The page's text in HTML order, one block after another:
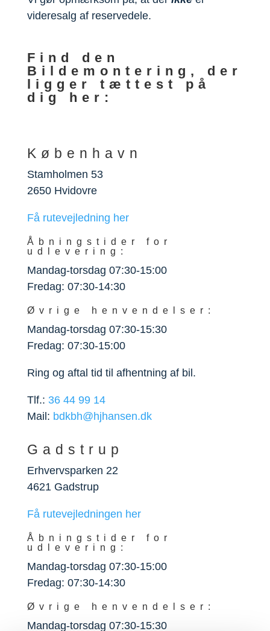
videresalg af reservedele.
Find den
Bildemontering, der
ligger tættest på
dig her:
København
Stamholmen 53
2650 Hvidovre
Få rutevejledning her
Åbningstider for
udlevering:
Mandag-torsdag 07:30-15:00
Fredag: 07:30-14:30
Øvrige henvendelser:
Mandag-torsdag 07:30-15:30
Fredag: 07:30-15:00
Ring og aftal tid til afhentning af bil.
Tlf.: 36 44 99 14
Mail: bdkbh@hjhansen.dk
Gadstrup
Erhvervsparken 22
4621 Gadstrup
Få rutevejledningen her
Åbningstider for
udlevering:
Mandag-torsdag 07:30-15:00
Fredag: 07:30-14:30
Øvrige henvendelser:
Mandag-torsdag 07:30-15:30